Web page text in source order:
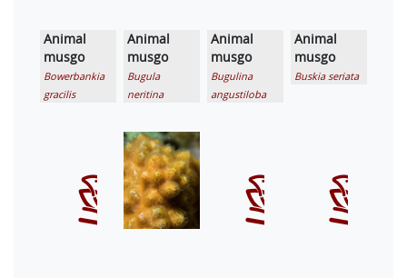
Animal
musgo
Bowerbankia
gracilis
Animal
musgo
Bugula
neritina
Animal
musgo
Bugulina
angustiloba
Animal
musgo
Buskia seriata